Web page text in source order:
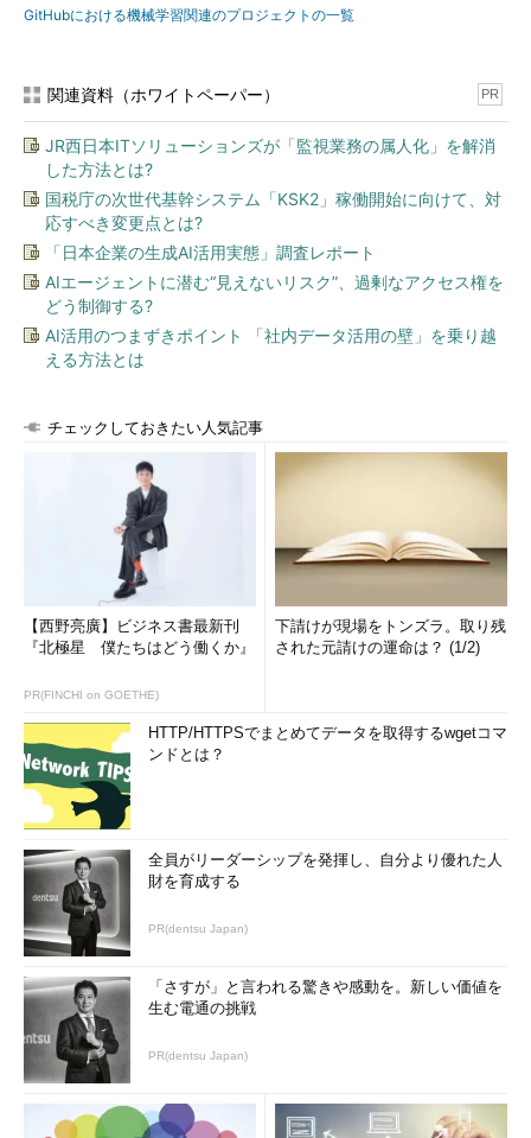
GitHubにおける機械学習関連のプロジェクトの一覧
関連資料（ホワイトペーパー） PR
JR西日本ITソリューションズが「監視業務の属人化」を解消
した方法とは?
国税庁の次世代基幹システム「KSK2」稼働開始に向けて、対
応すべき変更点とは?
「日本企業の生成AI活用実態」調査レポート
AIエージェントに潜む“見えないリスク”、過剰なアクセス権を
どう制御する?
AI活用のつまずきポイント 「社内データ活用の壁」を乗り越
える方法とは
チェックしておきたい人気記事
【西野亮廣】ビジネス書最新刊
『北極星 僕たちはどう働くか』
PR(FINCHI on GOETHE)
下請けが現場をトンズラ。取り残
された元請けの運命は？ (1/2)
HTTP/HTTPSでまとめてデータを取得するwgetコマ
ンドとは？
全員がリーダーシップを発揮し、自分より優れた人
財を育成する
PR(dentsu Japan)
「さすが」と言われる驚きや感動を。新しい価値を
生む電通の挑戦
PR(dentsu Japan)